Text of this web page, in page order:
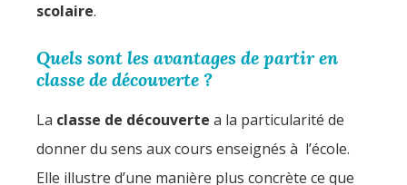
scolaire.
Quels sont les avantages de partir en
classe de découverte ?
La classe de découverte a la particularité de
donner du sens aux cours enseignés à l’école.
Elle illustre d’une manière plus concrète ce que